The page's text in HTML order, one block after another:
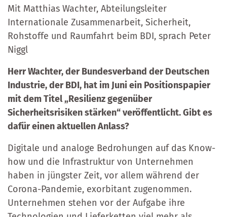
Mit Matthias Wachter, Abteilungsleiter
Internationale Zusammenarbeit, Sicherheit,
Rohstoffe und Raumfahrt beim BDI, sprach Peter
Niggl
Herr Wachter, der Bundesverband der Deutschen
Industrie, der BDI, hat im Juni ein Positionspapier
mit dem Titel „Resilienz gegenüber
Sicherheitsrisiken stärken“ veröffentlicht. Gibt es
dafür einen aktuellen Anlass?
Digitale und analoge Bedrohungen auf das Know-
how und die Infrastruktur von Unternehmen
haben in jüngster Zeit, vor allem während der
Corona-Pandemie, exorbitant zugenommen.
Unternehmen stehen vor der Aufgabe ihre